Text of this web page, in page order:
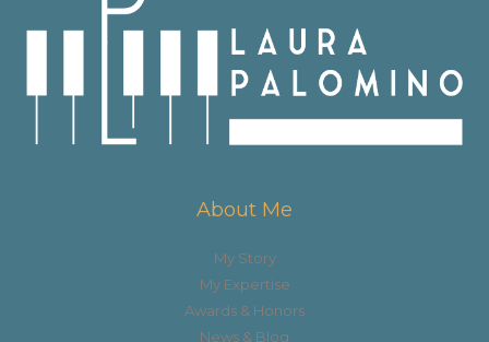
About Me
My Story
My Expertise
Awards & Honors
News & Blog